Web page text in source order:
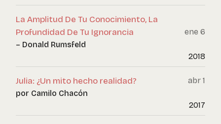
La Amplitud De Tu Conocimiento, La
Profundidad De Tu Ignorancia
ene 6
– Donald Rumsfeld
2018
Julia: ¿Un mito hecho realidad?
abr 1
por Camilo Chacón
2017